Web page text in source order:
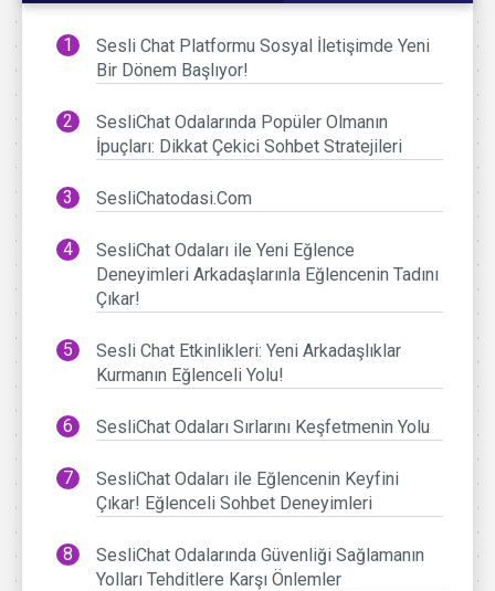
Sesli Chat Platformu Sosyal İletişimde Yeni
Bir Dönem Başlıyor!
SesliChat Odalarında Popüler Olmanın
İpuçları: Dikkat Çekici Sohbet Stratejileri
SesliChatodasi.Com
SesliChat Odaları ile Yeni Eğlence
Deneyimleri Arkadaşlarınla Eğlencenin Tadını
Çıkar!
Sesli Chat Etkinlikleri: Yeni Arkadaşlıklar
Kurmanın Eğlenceli Yolu!
SesliChat Odaları Sırlarını Keşfetmenin Yolu
SesliChat Odaları ile Eğlencenin Keyfini
Çıkar! Eğlenceli Sohbet Deneyimleri
SesliChat Odalarında Güvenliği Sağlamanın
Yolları Tehditlere Karşı Önlemler